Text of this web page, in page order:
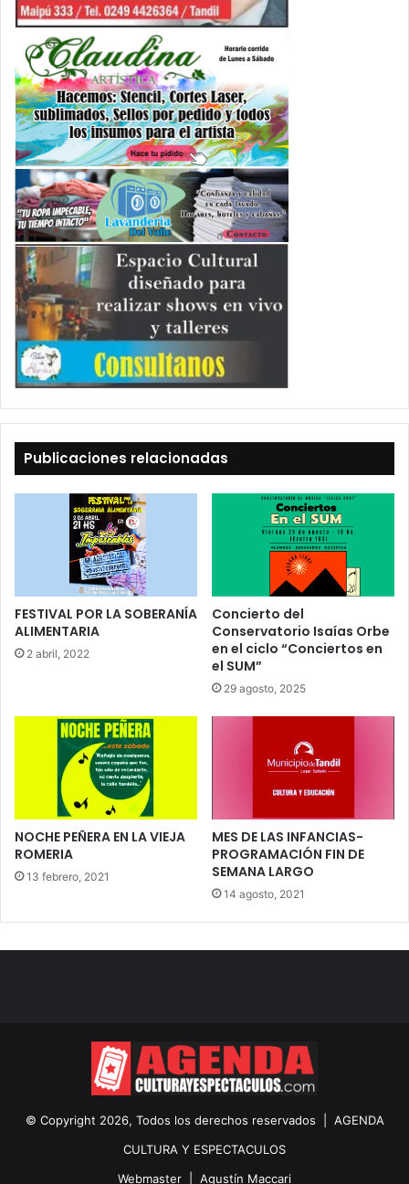
Publicaciones relacionadas
FESTIVAL POR LA SOBERANÍA
ALIMENTARIA
2 abril, 2022
Concierto del
Conservatorio Isaías Orbe
en el ciclo “Conciertos en
el SUM”
29 agosto, 2025
NOCHE PEÑERA EN LA VIEJA
ROMERIA
13 febrero, 2021
MES DE LAS INFANCIAS-
PROGRAMACIÓN FIN DE
SEMANA LARGO
14 agosto, 2021
© Copyright 2026, Todos los derechos reservados | AGENDA
CULTURA Y ESPECTACULOS
Webmaster | Agustín Maccari